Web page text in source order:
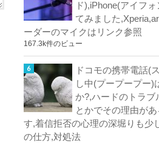
ド),iPhone(アイフ
てみました
ーダーのマイクはリンク参照
167.3k件のビュー
ドコモの携帯電話(
し中(プープープー)
か?,ハードのトラブ
とかでその理由が
す,着信拒否の心理の深堀りも少
の仕方,対処法